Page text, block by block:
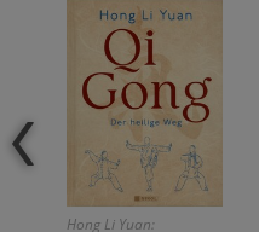
Hong Li Yuan: